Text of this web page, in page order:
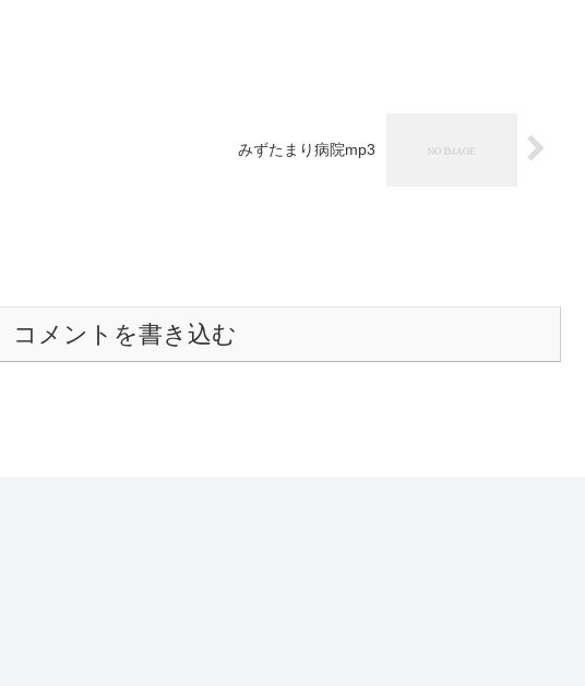
みずたまり病院mp3
コメントを書き込む